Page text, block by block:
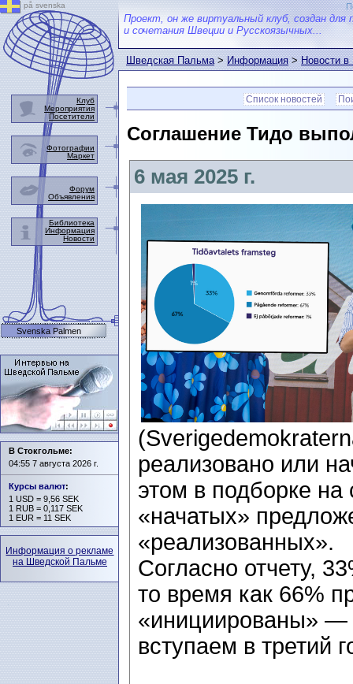
Проект, он же виртуальный клуб, создан для
и сочетания Швеции и Русскоязычных...
Шведская Пальма>Информация>Новости
Список новостей
Соглашение Тидо
6 мая 2025 г.
реализовано или
этом в подборке
«начатых»
«реализованных».
Согласно отчету,
то время как 66%
«инициированы» —
вступаем в третий
på svenska
Клуб
Мероприятия
Посетители
Фотографии
Маркет
Форум
Объявления
Библиотека
Информация
Новости
Svenska Palmen
В Стокгольме:
04:55 7 августа 2026 г.
Курсы валют:
1 USD = 9,56 SEK
1 RUB = 0,117 SEK
1 EUR = 11 SEK
Информация о рекламе
на Шведской Пальме